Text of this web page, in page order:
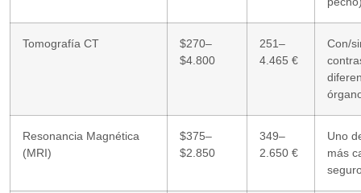
Tomografía CT
$270–
$4.800
251–
4.465 €
Con/
Resonancia Magnética
(MRI)
$375–
$2.850
349–
2.650 €
Uno
más